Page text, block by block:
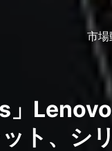
市場
」
ト、シ